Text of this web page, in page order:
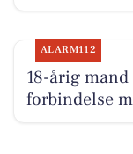
ALARM112
18-årig
forbindelse